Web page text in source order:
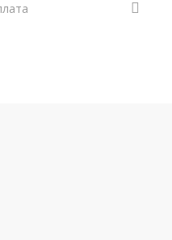
telegram